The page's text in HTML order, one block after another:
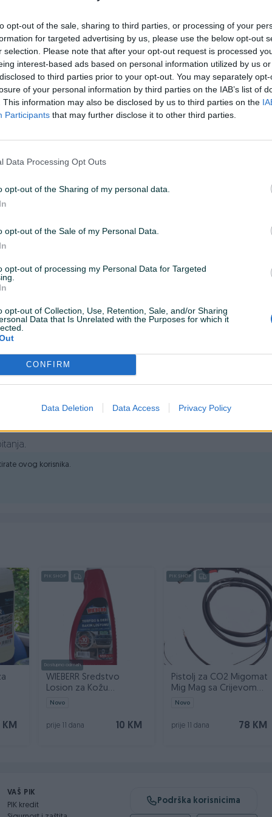
opt-out of the sale, sharing to third parties, or processing of your
for targeted advertising by us, please use the below opt-out
selection. Please note that after your opt-out request is processed
interest-based ads based on personal information utilized by us
to third parties prior to your opt-out. You may separately
of your personal information by third parties on the IAB’s list of
This information may also be disclosed by us to third parties on the
Participants that may further disclose it to other third parties.
Data Processing Opt Outs
opt-out of the Sharing of my personal data.
opt-out of the Sale of my Personal Data.
opt-out of processing my Personal Data for Targeted
opt-out of Collection, Use, Retention, Sale, and/or Sharing
Data that Is Unrelated with the Purposes for which it
CONFIRM
Data Deletion Data Access Privacy Policy
ID: 52382932 PREGLEDI: 253
Pritisak (bar) 3
AUARITA HP sistemom.
količine vazduha i materijala, što omogućava efikasan rad i
ovog korisnika.
5l
PIK SHOP
Dostupno odmah
WIEBERR Sredstvo
Losion za Kožu
Instrument Tablu 550ml
Novo
10 KM
prije 11 dana
PIK SHOP
Pistolj za CO2 Migomat
Mig Mag sa Crijevom
2,5m MK14 TW14
Novo
78 KM
prije 11 dana
VAŠ PIK
PIK kredit
Podrška korisnicima